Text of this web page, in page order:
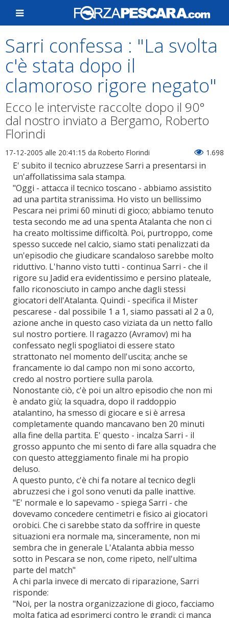
Sarri confessa : "La svolta
c'è stata dopo il
clamoroso rigore negato"
Ecco le interviste raccolte dopo il 90°
dal nostro inviato a Bergamo, Roberto
Florindi
17-12-2005 alle 20:41:15 da Roberto Florindi 1.698
E' subito il tecnico abruzzese Sarri a presentarsi in
un'affollatissima sala stampa.
"Oggi - attacca il tecnico toscano - abbiamo assistito
ad una partita stranissima. Ho visto un bellissimo
Pescara nei primi 60 minuti di gioco; abbiamo tenuto
testa secondo me ad una spenta Atalanta che non ci
ha creato moltissime difficoltà. Poi, purtroppo, come
spesso succede nel calcio, siamo stati penalizzati da
un'episodio che giudicare scandaloso sarebbe molto
riduttivo. L'hanno visto tutti - continua Sarri - che il
rigore su Jadid era evidentissimo e persino plateale,
fallo riconosciuto in campo anche dagli stessi
giocatori dell'Atalanta. Quindi - specifica il Mister
pescarese - dal possibile 1 a 1, siamo passati al 2 a 0,
azione anche in questo caso viziata da un netto fallo
sul nostro portiere. Il ragazzo (Avramov) mi ha
confessato negli spogliatoi di essere stato
strattonato nel momento dell'uscita; anche se
francamente io dal campo non mi sono accorto,
credo al nostro portiere sulla parola.
Nonostante ciò, c'è poi un altro episodio che non mi
è andato giù; la squadra, dopo il raddoppio
atalantino, ha smesso di giocare e si è arresa
completamente quando mancavano ben 20 minuti
alla fine della partita. E' questo - incalza Sarri - il
grosso appunto che mi sento di fare alla squadra che
con questo atteggiamento finale mi ha propio
deluso.
A questo punto, c'è chi fa notare al tecnico degli
abruzzesi che i gol sono venuti da palle inattive.
"E' normale e lo sapevamo - spiega Sarri - che
dovevamo concedere centimetri e fisico ai giocatori
orobici. Che ci sarebbe stato da soffrire in queste
situazioni era normale ma, sinceramente, non mi
sembra che in generale L'Atalanta abbia messo
sotto in Pescara se non, come ripeto, nell'ultima
parte del match"
A chi parla invece di mercato di riparazione, Sarri
risponde:
"Noi, per la nostra organizzazione di gioco, facciamo
molta fatica ad esprimerci contro le grandi; ci manca